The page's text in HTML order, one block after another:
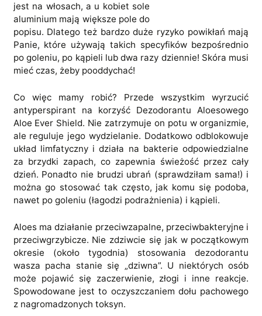
jest na włosach, a u kobiet sole
aluminium mają większe pole do
popisu. Dlatego też bardzo duże ryzyko powikłań mają
Panie, które używają takich specyfików bezpośrednio
po goleniu, po kąpieli lub dwa razy dziennie! Skóra musi
mieć czas, żeby pooddychać!
Co więc mamy robić? Przede wszystkim wyrzucić
antyperspirant na korzyść Dezodorantu Aloesowego
Aloe Ever Shield. Nie zatrzymuje on potu w organizmie,
ale reguluje jego wydzielanie. Dodatkowo odblokowuje
układ limfatyczny i działa na bakterie odpowiedzialne
za brzydki zapach, co zapewnia świeżość przez cały
dzień. Ponadto nie brudzi ubrań (sprawdziłam sama!) i
można go stosować tak często, jak komu się podoba,
nawet po goleniu (łagodzi podrażnienia) i kąpieli.
Aloes ma działanie przeciwzapalne, przeciwbakteryjne i
przeciwgrzybicze. Nie zdziwcie się jak w początkowym
okresie (około tygodnia) stosowania dezodorantu
wasza pacha stanie się „dziwna”. U niektórych osób
może pojawić się zaczerwienie, złogi i inne reakcje.
Spowodowane jest to oczyszczaniem dołu pachowego
z nagromadzonych toksyn.